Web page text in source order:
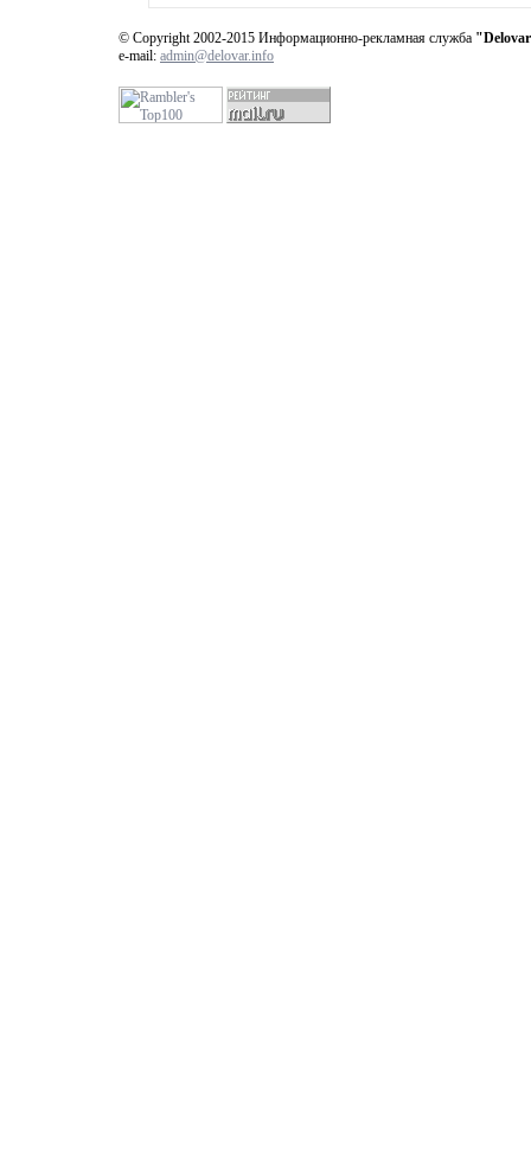
© Copyright 2002-2015 Информационно-рекламная служба
e-mail: admin@delovar.info